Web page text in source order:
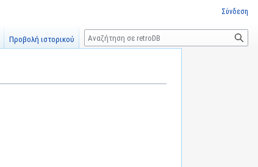
Σύνδεση
Προβολή ιστορικού
Αναζήτηση